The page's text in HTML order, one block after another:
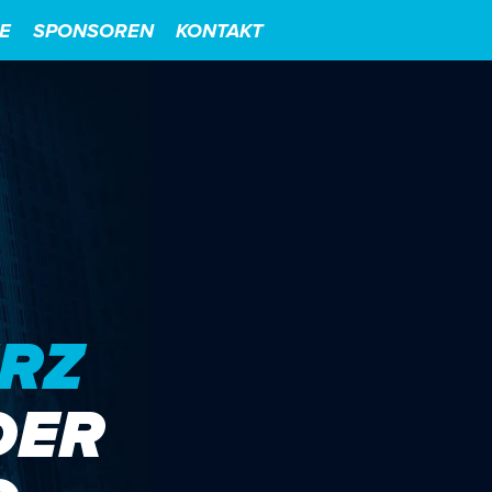
SPONSOREN KONTAKT